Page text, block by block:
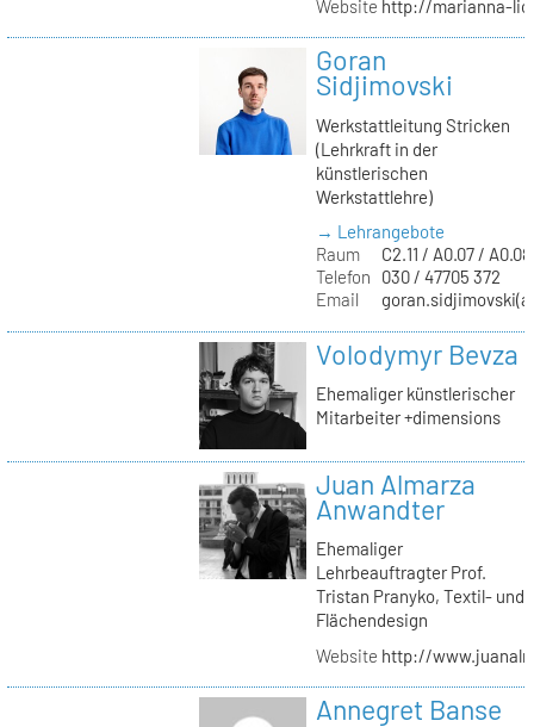
Website http://marianna-
Goran
Sidjimovski
Werkstattleitung Stricken
(Lehrkraft in der
künstlerischen
Werkstattlehre)
→ Lehrangebote
Raum
C2.11 / A0.07 / A0.08
Telefon
030 / 47705 372
Email
Volodymyr Bevza
Ehemaliger künstlerischer
Mitarbeiter +dimensions
Juan Almarza
Anwandter
Ehemaliger
Lehrbeauftragter Prof.
Tristan Pranyko, Textil- und
Flächendesign
Website http://
Annegret Banse